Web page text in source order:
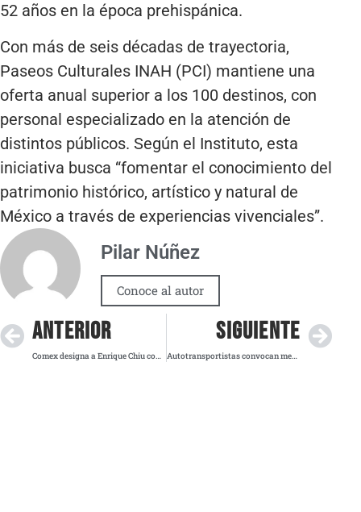
52 años en la época prehispánica.
Con más de seis décadas de trayectoria,
Paseos Culturales INAH (PCI) mantiene una
oferta anual superior a los 100 destinos, con
personal especializado en la atención de
distintos públicos. Según el Instituto, esta
iniciativa busca “fomentar el conocimiento del
patrimonio histórico, artístico y natural de
México a través de experiencias vivenciales”.
Pilar Núñez
Conoce al autor
ANTERIOR
Comex designa a Enrique Chiu como Embajador del Color y del Cambio
SIGUIENTE
Autotransportistas convocan megamarcha este lunes para exigir justicia y seguridad